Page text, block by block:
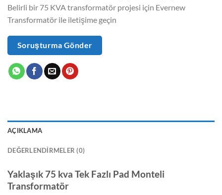
Belirli bir 75 KVA transformatör projesi için Evernew
Transformatör ile iletişime geçin
Soruşturma Gönder
AÇIKLAMA
DEĞERLENDIRMELER (0)
Yaklaşık 75 kva Tek Fazlı Pad Monteli
Transformatör